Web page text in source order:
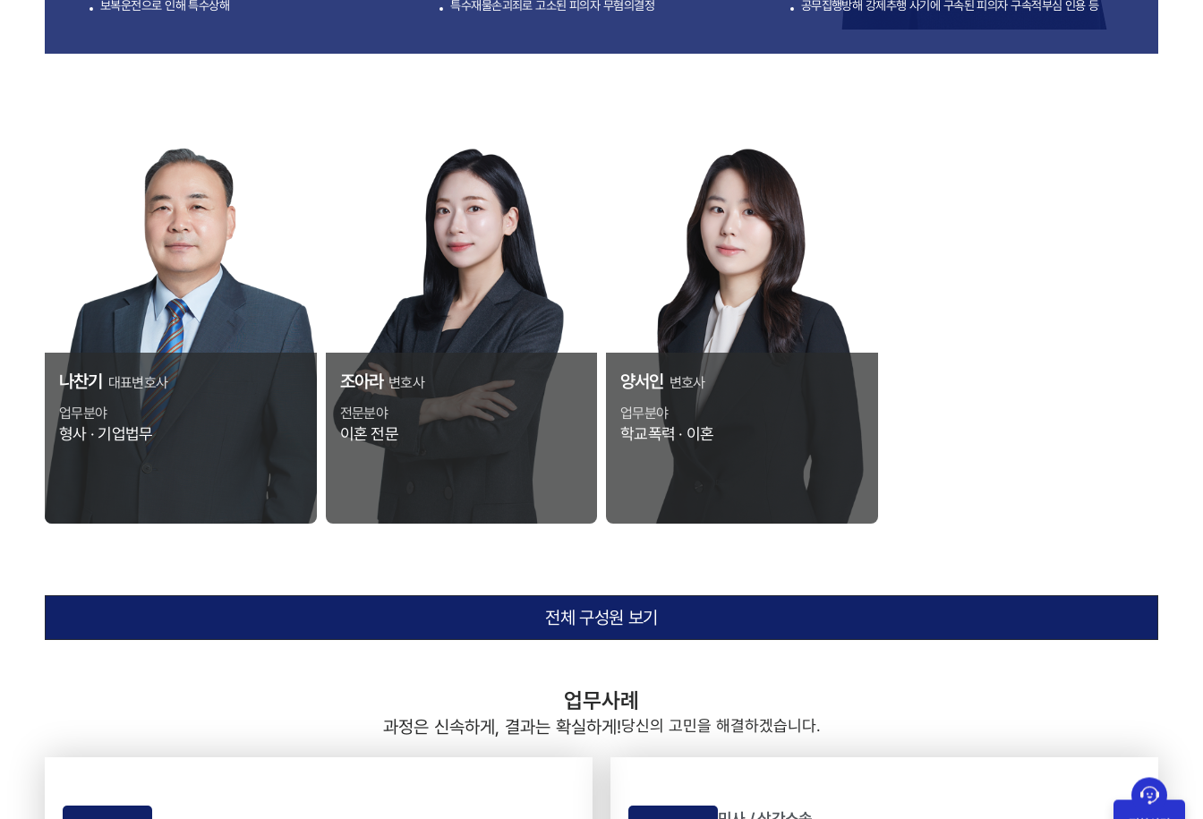
보복운전으로 인해 특수상해
특수재물손괴죄로 고소된 피의자 무혐의결정 공무집행방해 강제추행 사기에 구속된 피의자 구속적부심 인용 등
나찬기 대표변호사
업무분야
형사 · 기업법무
조아라 변호사
전문분야
이혼 전문
양서인 변호사
업무분야
학교폭력 · 이혼
전체 구성원 보기
업무사례
과정은 신속하게, 결과는 확실하게!당신의 고민을 해결하겠습니다.